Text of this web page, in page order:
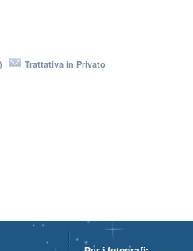
| Trattativa in Privato